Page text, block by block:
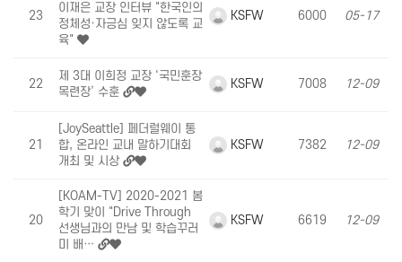
23
이재은 교장 인터뷰 "한국인의
정체성·자긍심 잊지 않도록 교
육"
KSFW 6000 05-17
22
제 3대 이희정 교장 ‘국민훈장
목련장’ 수훈
KSFW 7008 12-09
21
[JoySeattle] 페더럴웨이 통
합, 온라인 교내 말하기대회
개최 및 시상
KSFW 7382 12-09
20
[KOAM-TV] 2020-2021 봄
학기 맞이 "Drive Through
선생님과의 만남 및 학습꾸러
미 배…
KSFW 6619 12-09